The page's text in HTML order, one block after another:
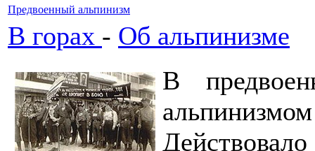
Предвоенный альпинизм
В горах - Об альпинизме
В